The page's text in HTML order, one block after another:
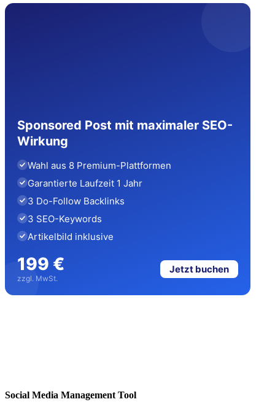
Sponsored Post mit maximaler SEO-
Wirkung
Wahl aus 8 Premium-Plattformen
Garantierte Laufzeit 1 Jahr
3 Do-Follow Backlinks
3 SEO-Keywords
Artikelbild inklusive
199 €
zzgl. MwSt.
Jetzt buchen
Social Media Management Tool